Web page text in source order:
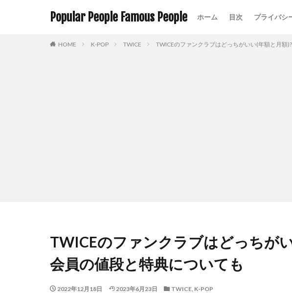
Popular People Famous People ホーム 目次 プライバシ
HOME K-POP TWICE TWICEのファンクラブはどっちがいい(年額と月額
TWICEのファンクラブはどっちが
会員の値段と特典についても
2022年12月18日 2023年6月23日 TWICE, K-POP